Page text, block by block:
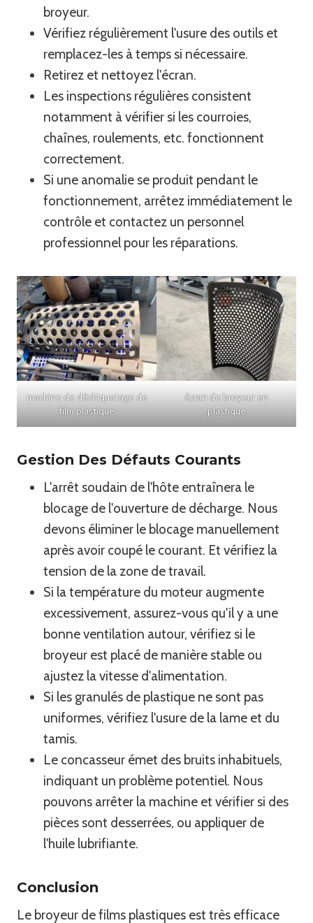
broyeur.
Vérifiez régulièrement l'usure des outils et
remplacez-les à temps si nécessaire.
Retirez et nettoyez l'écran.
Les inspections régulières consistent
notamment à vérifier si les courroies,
chaînes, roulements, etc. fonctionnent
correctement.
Si une anomalie se produit pendant le
fonctionnement, arrêtez immédiatement le
contrôle et contactez un personnel
professionnel pour les réparations.
machine de déchiquetage de
film plastique
écran de broyeur en
plastique
Gestion Des Défauts Courants
L'arrêt soudain de l'hôte entraînera le
blocage de l'ouverture de décharge. Nous
devons éliminer le blocage manuellement
après avoir coupé le courant. Et vérifiez la
tension de la zone de travail.
Si la température du moteur augmente
excessivement, assurez-vous qu'il y a une
bonne ventilation autour, vérifiez si le
broyeur est placé de manière stable ou
ajustez la vitesse d'alimentation.
Si les granulés de plastique ne sont pas
uniformes, vérifiez l'usure de la lame et du
tamis.
Le concasseur émet des bruits inhabituels,
indiquant un problème potentiel. Nous
pouvons arrêter la machine et vérifier si des
pièces sont desserrées, ou appliquer de
l'huile lubrifiante.
Conclusion
Le broyeur de films plastiques est très efficace